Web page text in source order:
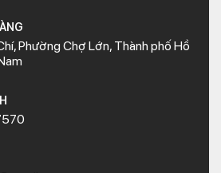
Phường Chợ Lớn, Thành phố Hồ